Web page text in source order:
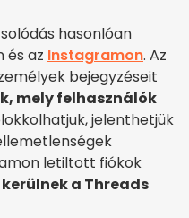
hasonlóan
és az Instagramon. Az
bejegyzéseit
mely felhasználók
jelenthetjük
letiltott fiókok
a Threads